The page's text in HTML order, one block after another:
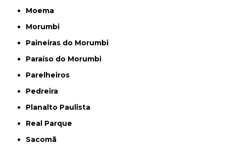
Moema
Morumbi
Paineiras do Morumbi
Paraíso do Morumbi
Parelheiros
Pedreira
Planalto Paulista
Real Parque
Sacomã